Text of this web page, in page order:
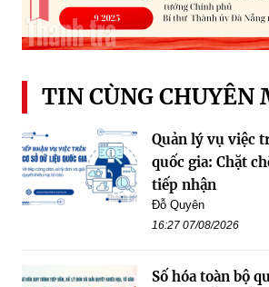
TIN CÙNG CHUYÊN
Quản lý vụ việc
quốc gia: Chặt
tiếp nhận
Đỗ Quyên
16:27 07/08/2026
Số hóa toàn bộ